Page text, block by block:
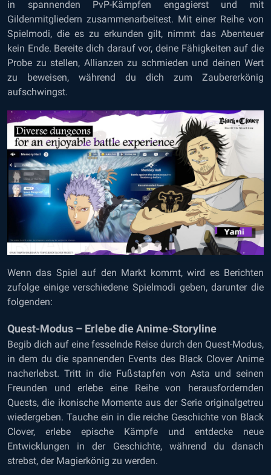
in spannenden PvP-Kämpfen engagierst und mit
Gildenmitgliedern zusammenarbeitest. Mit einer Reihe von
Spielmodi, die es zu erkunden gilt, nimmt das Abenteuer
kein Ende. Bereite dich darauf vor, deine Fähigkeiten auf die
Probe zu stellen, Allianzen zu schmieden und deinen Wert
zu beweisen, während du dich zum Zaubererkönig
aufschwingst.
Wenn das Spiel auf den Markt kommt, wird es Berichten
zufolge einige verschiedene Spielmodi geben, darunter die
folgenden:
Quest-Modus – Erlebe die Anime-Storyline
Begib dich auf eine fesselnde Reise durch den Quest-Modus,
in dem du die spannenden Events des Black Clover Anime
nacherlebst. Tritt in die Fußstapfen von Asta und seinen
Freunden und erlebe eine Reihe von herausfordernden
Quests, die ikonische Momente aus der Serie originalgetreu
wiedergeben. Tauche ein in die reiche Geschichte von Black
Clover, erlebe epische Kämpfe und entdecke neue
Entwicklungen in der Geschichte, während du danach
strebst, der Magierkönig zu werden.